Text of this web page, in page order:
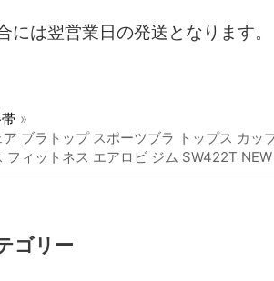
には翌営業日の発送となります。
ア ブラトップ スポーツブラ トップス カ
フィットネス エアロビ ジム SW422T NEW
ゴリー